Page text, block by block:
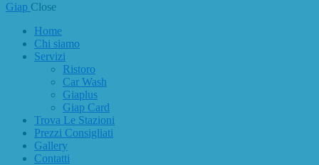
Giap Close
Home
Chi siamo
Servizi
Ristoro
Car Wash
Giaplus
Giap Card
Trova Le Stazioni
Prezzi Consigliati
Gallery
Contatti